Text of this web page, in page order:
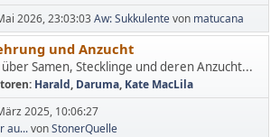
2026, 23:03:03Aw: Sukkulentevon matucana
und Anzucht
Samen, Stecklinge und deren Anzucht...
Harald, Daruma, Kate MacLila
2025, 10:06:27
au...vonStonerQuelle